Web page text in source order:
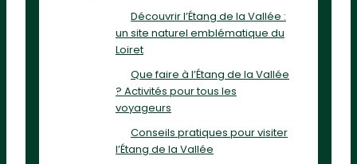
Découvrir l’Étang de la Vallée :
un site naturel emblématique du
Loiret
Que faire à l’Étang de la Vallée
? Activités pour tous les
voyageurs
Conseils pratiques pour visiter
l’Étang de la Vallée